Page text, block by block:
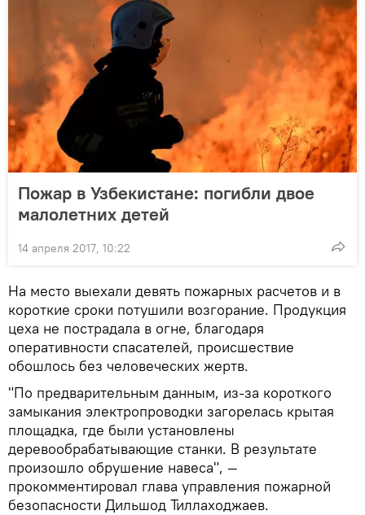
Пожар в Узбекистане: погибли двое
малолетних детей
14 апреля 2017, 10:22
На место выехали девять пожарных расчетов и в
короткие сроки потушили возгорание. Продукция
цеха не пострадала в огне, благодаря
оперативности спасателей, происшествие
обошлось без человеческих жертв.
"По предварительным данным, из-за короткого
замыкания электропроводки загорелась крытая
площадка, где были установлены
деревообрабатывающие станки. В результате
произошло обрушение навеса", —
прокомментировал глава управления пожарной
безопасности Дильшод Тиллаходжаев.